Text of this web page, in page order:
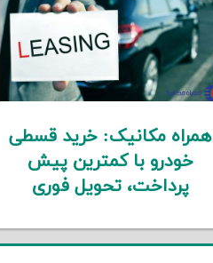
همراه مکانیک: خرید قسطی
خودرو با کمترین پیش
پرداخت، تحویل فوری